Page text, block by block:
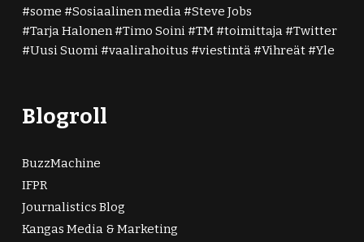
some
Sosiaalinen media
Steve Jobs
Tarja Halonen
Timo Soini TM toimittaja
Twitter
Uusi Suomi
vaalirahoitus viestintä Vihreät Yle
Blogroll
BuzzMachine
IFPR
Journalistics Blog
Kangas Media & Marketing